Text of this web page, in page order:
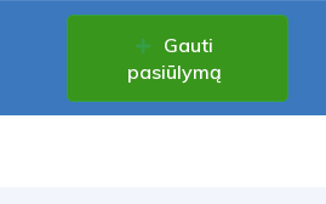
Gauti
pasiūlymą